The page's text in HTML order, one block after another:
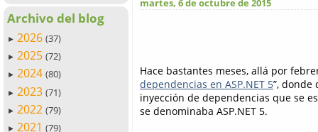
Archivo del blog
► 2026 (37)
► 2025 (72)
► 2024 (80)
► 2023 (71)
► 2022 (79)
► 2021 (79)
martes, 6 de octubre de 2015
Hace bastantes meses, allá por
dependencias en ASP.NET 5”, donde
inyección de dependencias que se
se denominaba ASP.NET 5.